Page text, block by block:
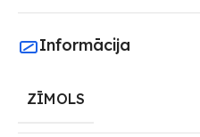
Informācija
ZĪMOLS